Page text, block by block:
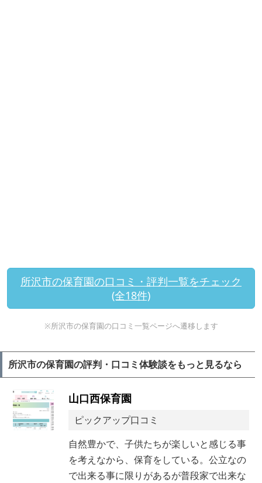
所沢市の保育園の口コミ・評判一覧をチェック
(全18件)
※所沢市の保育園の口コミ一覧ページへ遷移します
所沢市の保育園の評判・口コミ体験談をもっと見るなら
山口西保育園
ピックアップ口コミ
自然豊かで、子供たちが楽しいと感じる事
を考えなから、保育をしている。公立なの
で出来る事に限りがあるが普段家で出来な